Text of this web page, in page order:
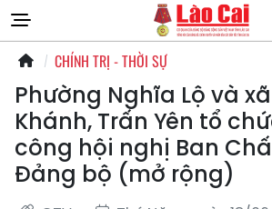
CHÍNH TRỊ - THỜI SỰ
Phường Nghĩa Lộ và
Khánh, Trấn Yên tổ
công hội nghị Ban
Đảng bộ (mở rộng)